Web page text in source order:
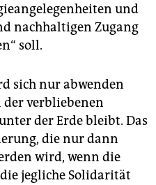
und
nachhaltigen Zugang
soll.
sich nur abwenden
der verbliebenen
der Erde bleibt. Das
die nur dann
wird, wenn die
jegliche Solidarität